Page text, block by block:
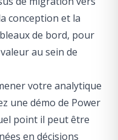
conception et la
de bord, pour
au sein de
votre analytique
une démo de Power
point il peut être
en décisions